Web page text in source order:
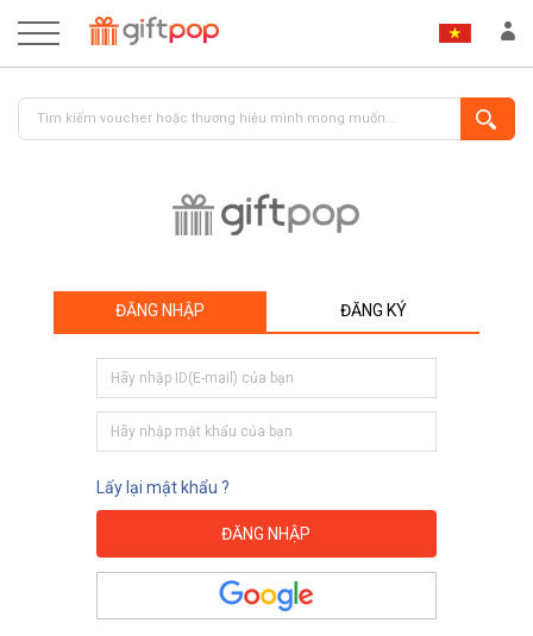
ĐĂNG NHẬP ĐĂNG KÝ
Lấy lại mật khẩu ?